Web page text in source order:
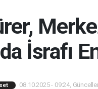
İsrafı
08.10.2025 - 09:24,